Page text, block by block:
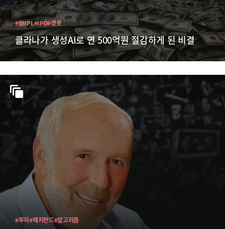
클라나가 생성AI로 연 500억원 절감하게 된 비결
#BNPL#IPO#챗봇
#투자#헤지펀드#알고리즘